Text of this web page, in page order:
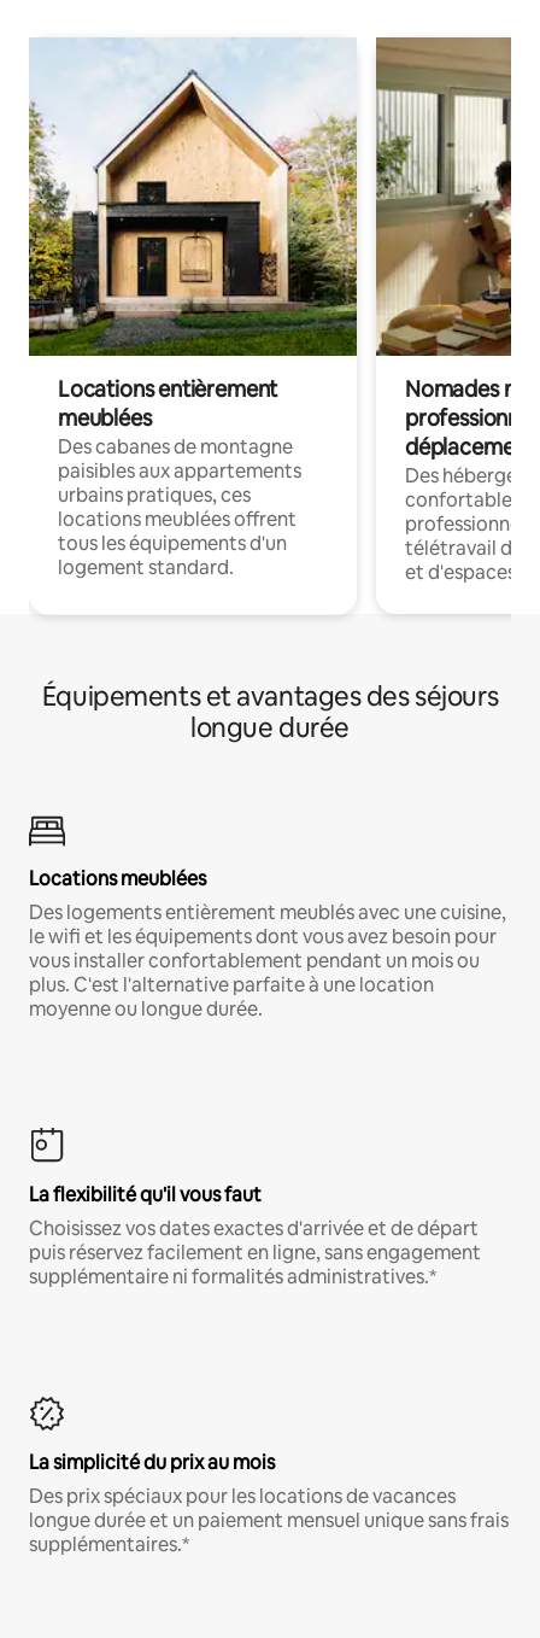
Locations entièrement
meublées
Des cabanes de montagne
paisibles aux appartements
urbains pratiques, ces
locations meublées offrent
tous les équipements d'un
logement standard.
Nomades
déplacement
Des
confortables
professionnels
télétravail
et d'espaces
Équipements et avantages des séjours
longue durée
Locations meublées
Des logements entièrement meublés avec une cuisine,
le wifi et les équipements dont vous avez besoin pour
vous installer confortablement pendant un mois ou
plus. C'est l'alternative parfaite à une location
moyenne ou longue durée.
La flexibilité qu'il vous faut
Choisissez vos dates exactes d'arrivée et de départ
puis réservez facilement en ligne, sans engagement
supplémentaire ni formalités administratives.*
La simplicité du prix au mois
Des prix spéciaux pour les locations de vacances
longue durée et un paiement mensuel unique sans frais
supplémentaires.*